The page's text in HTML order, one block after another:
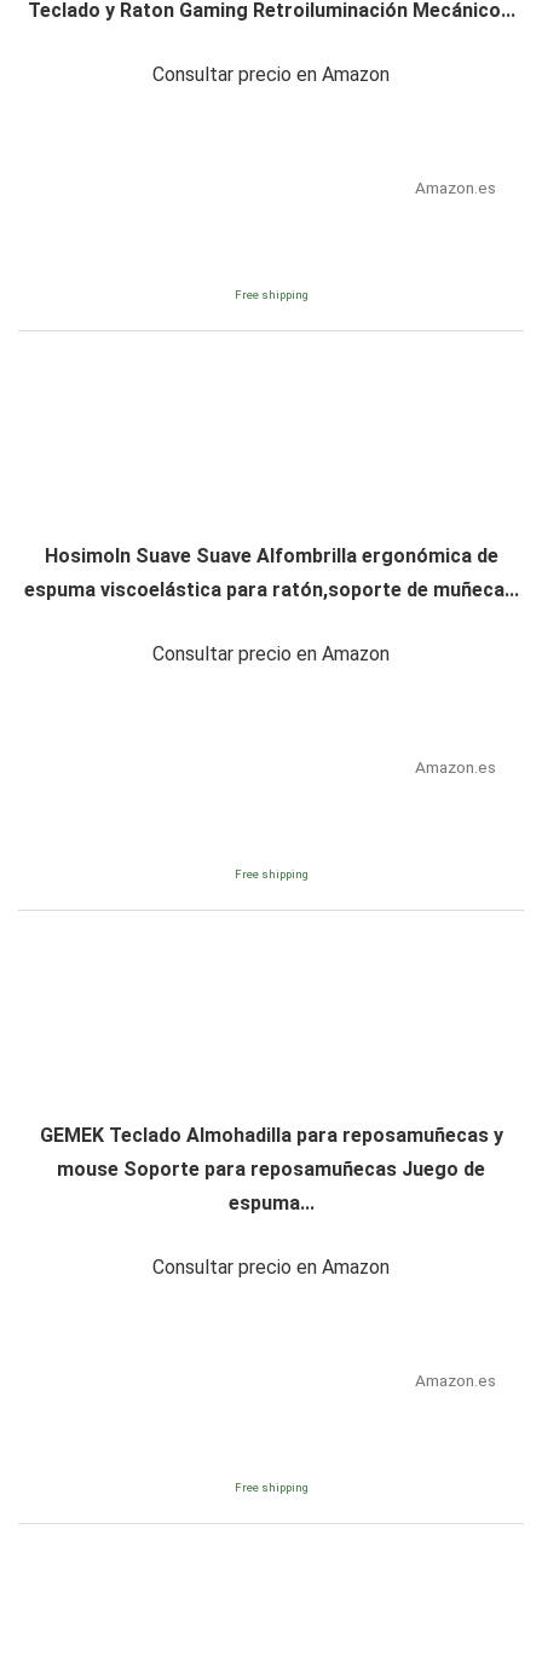
Teclado y Raton Gaming Retroiluminación Mecánico...
Consultar precio en Amazon
Amazon.es
Free shipping
Hosimoln Suave Suave Alfombrilla ergonómica de
espuma viscoelástica para ratón,soporte de muñeca...
Consultar precio en Amazon
Amazon.es
Free shipping
GEMEK Teclado Almohadilla para reposamuñecas y
mouse Soporte para reposamuñecas Juego de
espuma...
Consultar precio en Amazon
Amazon.es
Free shipping